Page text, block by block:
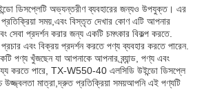
ডিসপ্লেটি অভ্যন্তরীণ ব্যবহারের জন্যও উপযুক্ত। এর
সময়,এবং বিস্তৃত দেখার কোণ এটি আপনার
প্রদর্শন করার জন্য একটি চমৎকার বিকল্প করতে.
এবং বিক্রয় প্রদর্শন করতে পণ্য ব্যবহার করতে পারেন.
পণ্য খুঁজছেন যা আপনাকে আপনার ব্র্যান্ড, পণ্য এবং
করতে পারে, TX-W550-40 এলসিডি উইন্ডো ডিসপ্লে
উজ্জ্বলতা মাত্রা,দ্রুত প্রতিক্রিয়া সময়আপনি এই পণ্যটি